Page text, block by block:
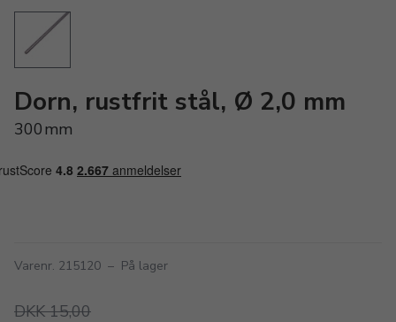
Dorn, rustfrit stål, Ø 2,0 mm
300mm
Varenr. 215120 – På lager
DKK 15,00